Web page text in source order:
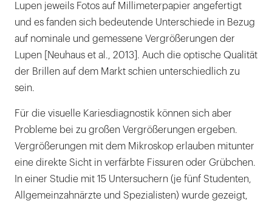
Lupen jeweils Fotos auf Millimeterpapier angefertigt
und es fanden sich bedeutende Unterschiede in Bezug
auf nominale und gemessene Vergrößerungen der
Lupen [Neuhaus et al., 2013]. Auch die optische Qualität
der Brillen auf dem Markt schien unterschiedlich zu
sein.
Für die visuelle Kariesdiagnostik können sich aber
Probleme bei zu großen Vergrößerungen ergeben.
Vergrößerungen mit dem Mikroskop erlauben mitunter
eine direkte Sicht in verfärbte Fissuren oder Grübchen.
In einer Studie mit 15 Untersuchern (je fünf Studenten,
Allgemeinzahnärzte und Spezialisten) wurde gezeigt,